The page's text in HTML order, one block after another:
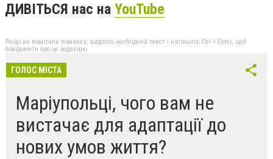
ДИВІТЬСЯ нас на YouTube
Якщо ви помітили помилку, виділіть необхідний текст і натисніть Ctrl + Enter, щоб
повідомити про це редакцію
ГОЛОС МІСТА
Маріупольці, чого вам не
вистачає для адаптації до
нових умов життя?